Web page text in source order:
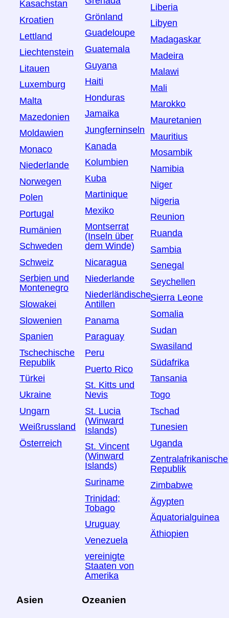
Kasachstan
Kroatien
Lettland
Liechtenstein
Litauen
Luxemburg
Malta
Mazedonien
Moldawien
Monaco
Niederlande
Norwegen
Polen
Portugal
Rumänien
Schweden
Schweiz
Serbien und
Montenegro
Slowakei
Slowenien
Spanien
Tschechische
Republik
Türkei
Ukraine
Ungarn
Weißrussland
Österreich
Grönland
Guadeloupe
Guatemala
Guyana
Haiti
Honduras
Jamaika
Jungferninseln
Kanada
Kolumbien
Kuba
Martinique
Mexiko
Montserrat
(Inseln über
dem Winde)
Nicaragua
Niederlande
Niederländische
Antillen
Panama
Paraguay
Peru
Puerto Rico
St. Kitts und
Nevis
St. Lucia
(Winward
Islands)
St. Vincent
(Winward
Islands)
Suriname
Trinidad;
Tobago
Uruguay
Venezuela
vereinigte
Staaten von
Amerika
Liberia
Libyen
Madagaskar
Madeira
Malawi
Mali
Marokko
Mauretanien
Mauritius
Mosambik
Namibia
Niger
Nigeria
Reunion
Ruanda
Sambia
Senegal
Seychellen
Sierra Leone
Somalia
Sudan
Swasiland
Südafrika
Tansania
Togo
Tschad
Tunesien
Uganda
Zentralafrikanische
Republik
Zimbabwe
Ägypten
Äquatorialguinea
Äthiopien
Asien Ozeanien